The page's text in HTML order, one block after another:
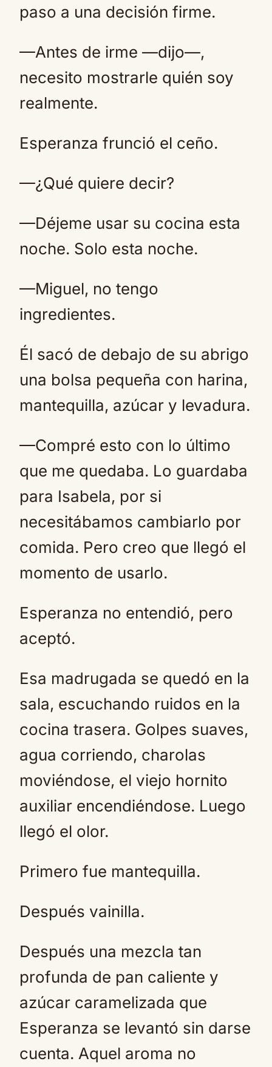
paso a una decisión firme.
—Antes de irme —dijo—,
necesito mostrarle quién soy
realmente.
Esperanza frunció el ceño.
—¿Qué quiere decir?
—Déjeme usar su cocina esta
noche. Solo esta noche.
—Miguel, no tengo
ingredientes.
Él sacó de debajo de su abrigo
una bolsa pequeña con harina,
mantequilla, azúcar y levadura.
—Compré esto con lo último
que me quedaba. Lo guardaba
para Isabela, por si
necesitábamos cambiarlo por
comida. Pero creo que llegó el
momento de usarlo.
Esperanza no entendió, pero
aceptó.
Esa madrugada se quedó en la
sala, escuchando ruidos en la
cocina trasera. Golpes suaves,
agua corriendo, charolas
moviéndose, el viejo hornito
auxiliar encendiéndose. Luego
llegó el olor.
Primero fue mantequilla.
Después vainilla.
Después una mezcla tan
profunda de pan caliente y
azúcar caramelizada que
Esperanza se levantó sin darse
cuenta. Aquel aroma no